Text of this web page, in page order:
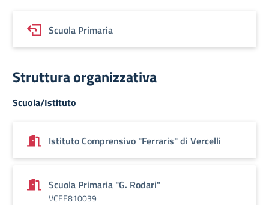
Scuola Primaria
Struttura organizzativa
Scuola/Istituto
Istituto Comprensivo "Ferraris" di Vercelli
Scuola Primaria "G. Rodari"
VCEE810039